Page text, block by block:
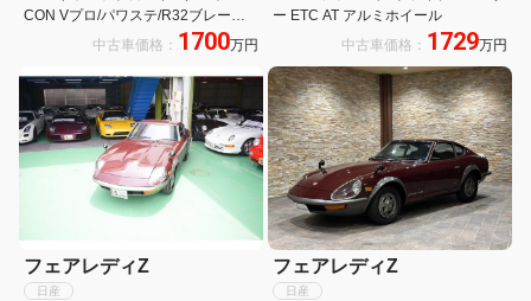
CON Vプロ/パワステ/R32ブレーキ/
レイズスピードスターAW/
中古車価格： 1700万円
ー ETC AT アルミホイール
中古車価格： 1729万円
フェアレディZ
日産
フェアレディZ
日産